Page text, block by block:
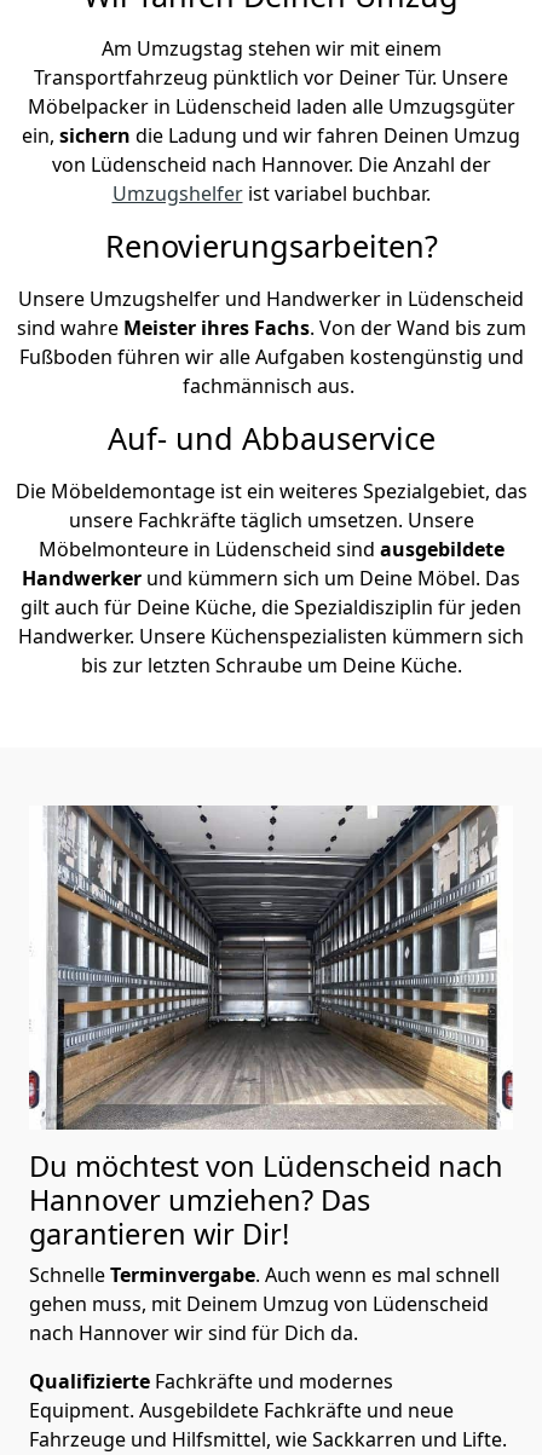
Am Umzugstag stehen wir mit einem
Transportfahrzeug pünktlich vor Deiner Tür. Unsere
Möbelpacker in Lüdenscheid laden alle Umzugsgüter
ein, sichern die Ladung und wir fahren Deinen Umzug
von Lüdenscheid nach Hannover. Die Anzahl der
Umzugshelferist variabel buchbar.
Renovierungsarbeiten?
Unsere Umzugshelfer und Handwerker in Lüdenscheid
sind wahre Meister ihres Fachs. Von der Wand bis zum
Fußboden führen wir alle Aufgaben kostengünstig und
fachmännisch aus.
Auf- und Abbauservice
Die Möbeldemontage ist ein weiteres Spezialgebiet, das
unsere Fachkräfte täglich umsetzen. Unsere
Möbelmonteure in Lüdenscheid sind ausgebildete
Handwerker und kümmern sich um Deine Möbel. Das
gilt auch für Deine Küche, die Spezialdisziplin für jeden
Handwerker. Unsere Küchenspezialisten kümmern sich
bis zur letzten Schraube um Deine Küche.
Du möchtest von Lüdenscheid nach
Hannover umziehen? Das
garantieren wir Dir!
SchnelleTerminvergabe. Auch wenn es mal schnell
gehen muss, mit Deinem Umzug von Lüdenscheid
nach Hannover wir sind für Dich da.
Qualifizierte Fachkräfte und modernes
Equipment. Ausgebildete Fachkräfte und neue
Fahrzeuge und Hilfsmittel, wie Sackkarren und Lifte.